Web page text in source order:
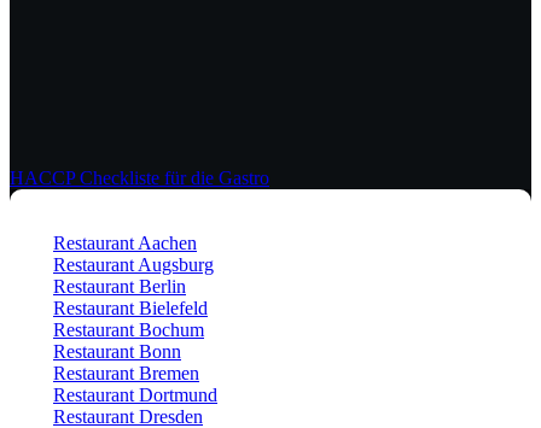
HACCP Checkliste für die Gastro
Restaurant Aachen
Restaurant Augsburg
Restaurant Berlin
Restaurant Bielefeld
Restaurant Bochum
Restaurant Bonn
Restaurant Bremen
Restaurant Dortmund
Restaurant Dresden